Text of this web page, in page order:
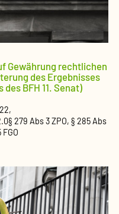
Gewährung rechtlichen
des Ergebnisses
BFH 11. Senat)
,
§ 279 Abs 3 ZPO, § 285 Abs
FGO